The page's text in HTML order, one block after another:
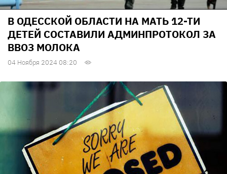
В ОДЕССКОЙ ОБЛАСТИ НА МАТЬ 12-ТИ
ДЕТЕЙ СОСТАВИЛИ АДМИНПРОТОКОЛ ЗА
ВВОЗ МОЛОКА
04 Ноября 2024 08:20